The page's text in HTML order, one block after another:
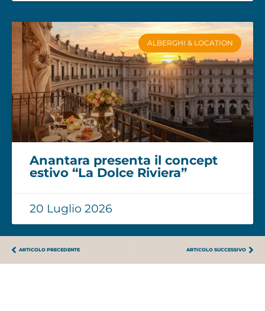
ALBERGHI & LOCATION
Anantara presenta il concept
estivo “La Dolce Riviera”
20 Luglio 2026
ARTICOLO PRECEDENTE ARTICOLO SUCCESSIVO